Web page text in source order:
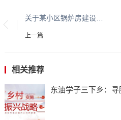
关于某小区锅炉房建设及拆除事件的信息整理
上一篇
相关推荐
东油学子三下乡：